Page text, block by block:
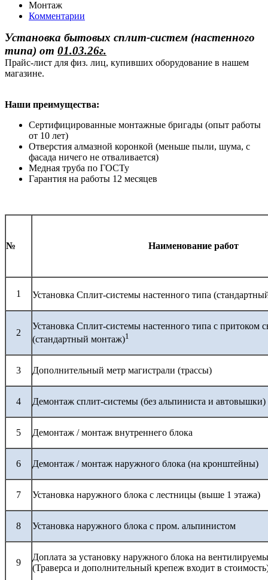
Монтаж
Комментарии
Установка бытовых сплит-систем (настенного
типа) от 01.03.26г.
Прайс-лист для физ. лиц, купивших оборудование в нашем
магазине.
Наши преимущества:
Сертифицированные монтажные бригады (опыт работы
от 10 лет)
Отверстия алмазной коронкой (меньше пыли, шума, с
фасада ничего не отваливается)
Медная труба по ГОСТу
Гарантия на работы 12 месяцев
№ Наименование работ
1 Установка Сплит-системы настенного типа
2
Установка Сплит-системы настенного типа с притоком
(стандартный монтаж)1
3 Дополнительный метр магистрали (трассы)
4 Демонтаж сплит-системы (без альпиниста и автовышки)
5 Демонтаж / монтаж внутреннего блока
6 Демонтаж / монтаж наружного блока (на кронштейны)
7 Установка наружного блока с лестницы (выше 1 этажа)
8 Установка наружного блока с пром. альпинистом
9
Доплата за установку наружного блока на
(Траверса и дополнительный крепеж входит в